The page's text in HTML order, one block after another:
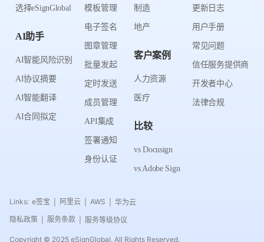
选择eSignGlobal
AI助手
AI智能风险识别
AI协议摘要
AI智能翻译
AI合同拟定
模板管理
电子签名
图章管理
批量发起
定时发送
成员管理
API集成
签署通知
身份认证
制造
地产
客户案例
人力资源
医疗
比较
vs Docusign
vs Adobe Sign
更新日志
用户手册
常见问题
信任服务提供商
开发者中心
法律合规
Links: e签宝 阿里云 AWS
华为云
隐私政策
服务条款 服务等级协议
Copyright © 2025 eSignGlobal. All Rights Reserved.